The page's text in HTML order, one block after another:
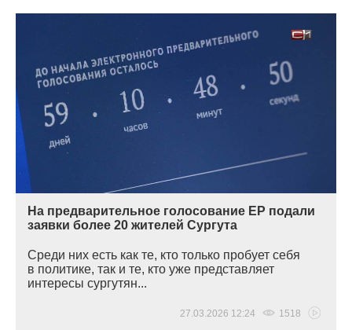
На предварительное голосование ЕР подали
заявки более 20 жителей Сургута
Среди них есть как те, кто только пробует себя
в политике, так и те, кто уже представляет
интересы сургутян...
27.03.2026 12:24 1518